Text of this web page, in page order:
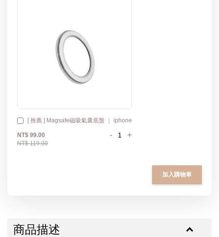
[ 推薦 ] Magsafe磁吸氣囊底盤 ｜ iphone
NT$ 99.00
NT$ 119.00
- +
加入購物車
商品描述